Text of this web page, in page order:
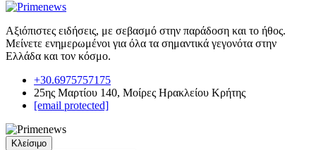
Αξιόπιστες ειδήσεις, με σεβασμό στην παράδοση και το ήθος.
Μείνετε ενημερωμένοι για όλα τα σημαντικά γεγονότα στην
Ελλάδα και τον κόσμο.
+30.6975757175
25ης Μαρτίου 140, Μοίρες Ηρακλείου Κρήτης
[email protected]
Κλείσιμο